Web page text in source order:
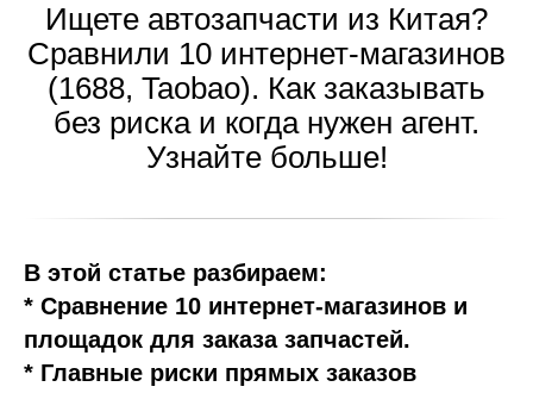
Ищете автозапчасти из Китая?
Сравнили 10 интернет-магазинов
(1688, Taobao). Как заказывать
без риска и когда нужен агент.
Узнайте больше!
В этой статье разбираем:
* Сравнение 10 интернет-магазинов и
площадок для заказа запчастей.
* Главные риски прямых заказов